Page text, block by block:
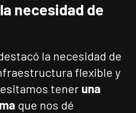
necesidad de
la necesidad de
flexible y
tener una
que nos dé